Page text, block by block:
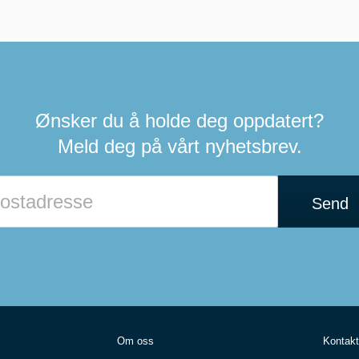
Ønsker du å holde deg oppdatert?
Meld deg på vårt nyhetsbrev.
Send
Om oss
Kontakt